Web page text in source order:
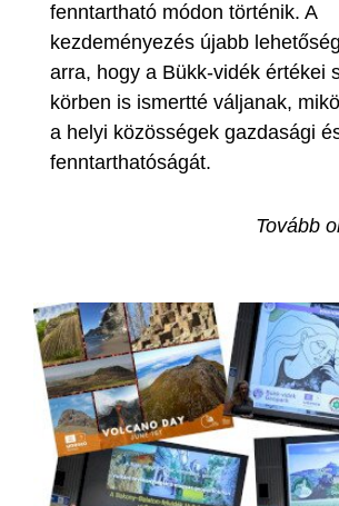
fenntartható módon történik. A
kezdeményezés újabb
arra, hogy a Bükk-vidék értékei
körben is ismertté váljanak,
a helyi közösségek gazdasági
fenntarthatóságát.
Tovább